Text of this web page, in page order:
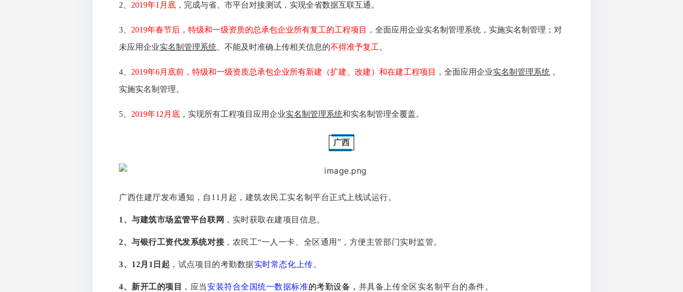
2、 2019年1月底 ，完成与省、市平台对接测试，实现全省数据互联互通。
3、 2019年春节后，特级和一级资质的总承包企业所有复工的工程项目
，全面应用企业实名制管理系统，实施实名制管理；对
未应用企业实名制管理系统 、不能及时准确上传相关信息的不得准予复工。
4、 2019年6月底前，特级和一级资质总承包企业所有新建（扩建、改建）和在建工程项目 ，全面应用企业实名制管理系统 ，
实施实名制管理。
5、 2019年12月底 ，实现所有工程项目应用企业实名制管理系统和实名制管理全覆盖。
广西
广西住建厅发布通知，自11月起，建筑农民工实名制平台正式上线试运行。
1、与建筑市场监管平台联网 ，实时获取在建项目信息。
2、与银行工资代发系统对接，农民工“一人一卡、全区通用”，方便主管部门实时监管。
3、12月1日起 ，试点项目的考勤数据实时常态化上传。
4、新开工的项目 ，应当安装符合全国统一数据标准的考勤设备， 并具备上传全区实名制平台的条件。